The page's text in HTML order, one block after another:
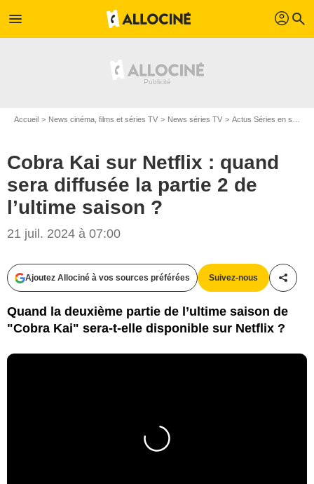
menu profil search
Accueil News cinéma, films et séries TV News séries TV Actus Séries en streaming
Cobra Kai sur Netflix : quand
sera diffusée la partie 2 de
l’ultime saison ?
21 juil. 2024 à 07:00
Ajoutez Allociné à vos sources préférées Suivez-nous
Quand la deuxième partie de l’ultime saison de
"Cobra Kai" sera-t-elle disponible sur Netflix ?